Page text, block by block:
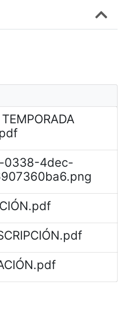
0338-4dec-